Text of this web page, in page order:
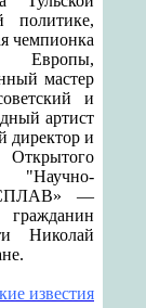
политике,
чемпионка
Европы,
мастер
и
артист
директор и
«СПЛАВ» —
Николай
известия